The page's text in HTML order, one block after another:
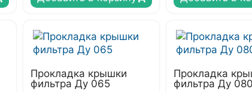
Прокладка крышки
фильтра Ду 065
Прокладка
фильтра Ду 080